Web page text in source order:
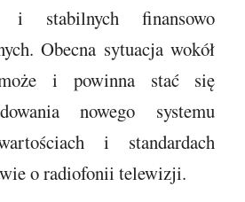
i stabilnych finansowo
Obecna sytuacja wokół
i powinna stać się
nowego systemu
i standardach
o radiofonii telewizji.